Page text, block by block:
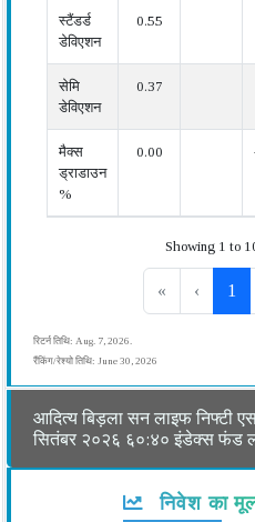
स्टैंडर्ड
डेविएशन
0.55
सेमि
डेविएशन
0.37
मैक्स
ड्राडाउन
%
0.00
Showing 1 to
« ‹ 1
रिटर्न तिथि: Aug. 7, 2026.
रैंकिंग/रेश्यो तिथि: June 30, 2026
आदित्य बिड़ला सन लाइफ निफ्टी
सितंबर २०२६ ६०:४० इंडेक्स फंड
निवेश का